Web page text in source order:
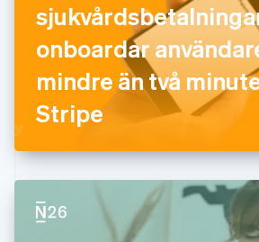
onboardar
mindre än två
Stripe
Gibraltar
English
Grekland
English
Hongkong SAR, Kina
English 简体中文
Indien
Irland
English
Italiano